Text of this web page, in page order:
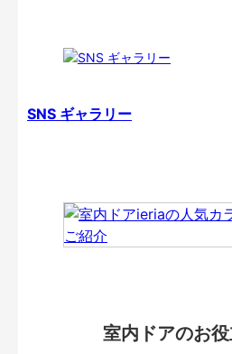
SNS ギャラリー
室内ドアのお